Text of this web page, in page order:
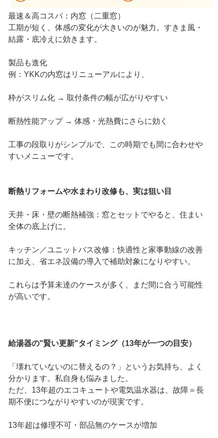
最速＆高コスパ：内窓（二重窓）
工期が短く、体感の変化が大きいのが魅力。すきま風・
結露・底冷えに効きます。
製品も進化
例：YKKの内窓はリニューアルにより、
枠がスリム化 → 取付条件の幅が広がりやすい
断熱性能アップ → 体感・光熱費にさらに効く
工事の段取りがシンプルで、この時期でも間に合わせや
すいメニューです。
断熱リフォームや水まわり改修も、実は狙い目
天井・床・壁の断熱補強：窓とセットでやると、住まい
全体の底上げに。
キッチン／ユニットバス改修：快適性と家事動線の改善
に加え、省エネ設備の導入で補助対象になりやすい。
これらは予算未達のケースが多く、まだ間に合う可能性
が高いです。
給湯器の"賢い更新"タイミング（13年が一つの目安）
「壊れていないのに替えるの？」というお気持ち、よく
分かります。私自身も悩みました。
ただ、13年超のエコキュートや電気温水器は、故障＝長
期不便につながりやすいのが現実です。
13年超は修理不可・部品無のケースが増加